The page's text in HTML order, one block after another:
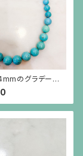
のグラデーショ
ネックレス